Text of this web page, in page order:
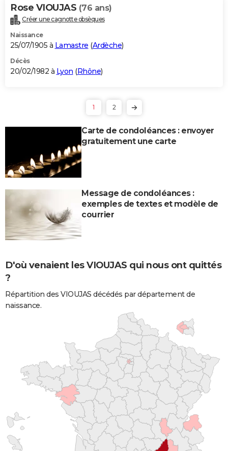
Rose VIOUJAS (76 ans)
Créer une cagnotte obsèques
Naissance
25/07/1905 à Lamastre (Ardèche)
Décès
20/02/1982 à Lyon (Rhône)
1 2
Carte de condoléances : envoyer
gratuitement une carte
Message de condoléances :
exemples de textes et modèle de
courrier
D'où venaient les VIOUJAS qui nous ont quittés
?
Répartition des VIOUJAS décédés par département de
naissance.